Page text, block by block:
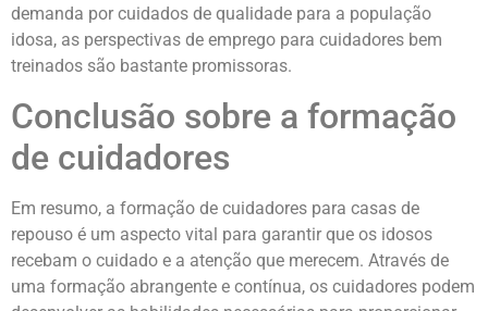
demanda por cuidados de qualidade para a população
idosa, as perspectivas de emprego para cuidadores bem
treinados são bastante promissoras.
Conclusão sobre a formação
de cuidadores
Em resumo, a formação de cuidadores para casas de
repouso é um aspecto vital para garantir que os idosos
recebam o cuidado e a atenção que merecem. Através de
uma formação abrangente e contínua, os cuidadores podem